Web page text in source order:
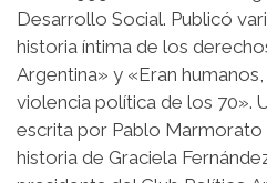
Desarrollo Social. Publicó
historia íntima de los
Argentina» y «Eran
violencia política de los 70».
escrita por Pablo Marmorato
historia de Graciela